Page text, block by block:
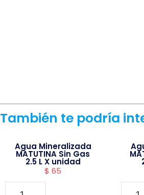
También te podría
Agua Mineralizada
MATUTINA Sin Gas
2.5 L X unidad
$ 65